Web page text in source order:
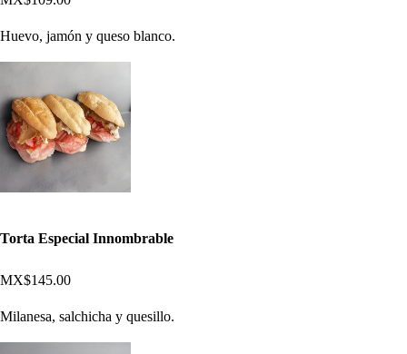
Huevo, jamón y queso blanco.
Torta Especial Innombrable
MX$145.00
Milanesa, salchicha y quesillo.